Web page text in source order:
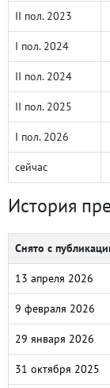
II пол. 2023
I пол. 2024
II пол. 2024
II пол. 2025
I пол. 2026
сейчас
История
Снято с
13 апреля 2026
9 февраля 2026
29 января 2026
31 октября 2025